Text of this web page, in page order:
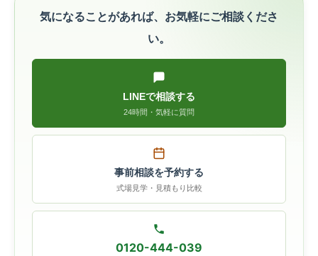
気になることがあれば、お気軽にご相談くださ
い。
LINEで相談する
24時間・気軽に質問
事前相談を予約する
式場見学・見積もり比較
0120-444-039